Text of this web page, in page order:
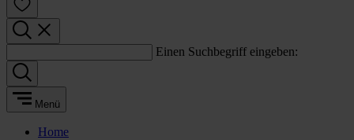
Einen Suchbegriff eingeben:
Menü
Home